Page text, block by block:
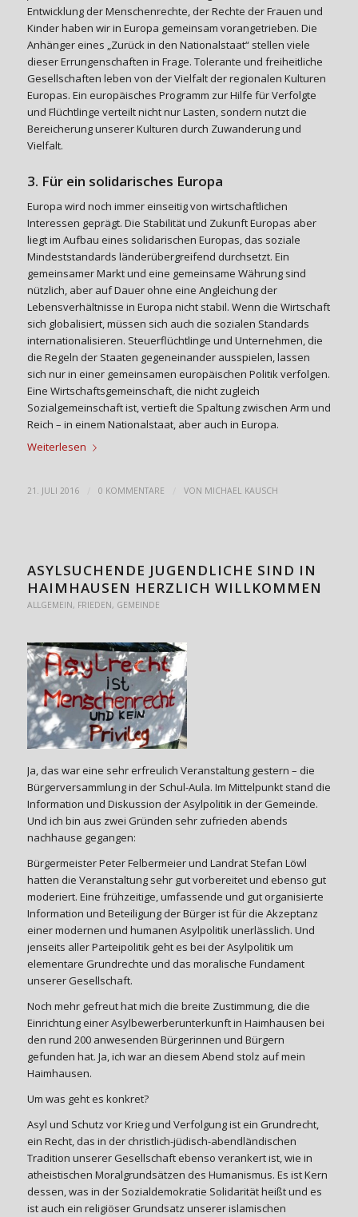
Entwicklung der Menschenrechte, der Rechte der Frauen und
Kinder haben wir in Europa gemeinsam vorangetrieben. Die
Anhänger eines „Zurück in den Nationalstaat“ stellen viele
dieser Errungenschaften in Frage. Tolerante und freiheitliche
Gesellschaften leben von der Vielfalt der regionalen Kulturen
Europas. Ein europäisches Programm zur Hilfe für Verfolgte
und Flüchtlinge verteilt nicht nur Lasten, sondern nutzt die
Bereicherung unserer Kulturen durch Zuwanderung und
Vielfalt.
3. Für ein solidarisches Europa
Europa wird noch immer einseitig von wirtschaftlichen
Interessen geprägt. Die Stabilität und Zukunft Europas aber
liegt im Aufbau eines solidarischen Europas, das soziale
Mindeststandards länderübergreifend durchsetzt. Ein
gemeinsamer Markt und eine gemeinsame Währung sind
nützlich, aber auf Dauer ohne eine Angleichung der
Lebensverhältnisse in Europa nicht stabil. Wenn die Wirtschaft
sich globalisiert, müssen sich auch die sozialen Standards
internationalisieren. Steuerflüchtlinge und Unternehmen, die
die Regeln der Staaten gegeneinander ausspielen, lassen
sich nur in einer gemeinsamen europäischen Politik verfolgen.
Eine Wirtschaftsgemeinschaft, die nicht zugleich
Sozialgemeinschaft ist, vertieft die Spaltung zwischen Arm und
Reich – in einem Nationalstaat, aber auch in Europa.
Weiterlesen
21. JULI 2016 0 KOMMENTARE VON MICHAEL KAUSCH
ASYLSUCHENDE JUGENDLICHE SIND IN
HAIMHAUSEN HERZLICH WILLKOMMEN
ALLGEMEIN, FRIEDEN, GEMEINDE
Ja, das war eine sehr erfreulich Veranstaltung gestern – die
Bürgerversammlung in der Schul-Aula. Im Mittelpunkt stand die
Information und Diskussion der Asylpolitik in der Gemeinde.
Und ich bin aus zwei Gründen sehr zufrieden abends
nachhause gegangen:
Bürgermeister Peter Felbermeier und Landrat Stefan Löwl
hatten die Veranstaltung sehr gut vorbereitet und ebenso gut
moderiert. Eine frühzeitige, umfassende und gut organisierte
Information und Beteiligung der Bürger ist für die Akzeptanz
einer modernen und humanen Asylpolitik unerlässlich. Und
jenseits aller Parteipolitik geht es bei der Asylpolitik um
elementare Grundrechte und das moralische Fundament
unserer Gesellschaft.
Noch mehr gefreut hat mich die breite Zustimmung, die die
Einrichtung einer Asylbewerberunterkunft in Haimhausen bei
den rund 200 anwesenden Bürgerinnen und Bürgern
gefunden hat. Ja, ich war an diesem Abend stolz auf mein
Haimhausen.
Um was geht es konkret?
Asyl und Schutz vor Krieg und Verfolgung ist ein Grundrecht,
ein Recht, das in der christlich-jüdisch-abendländischen
Tradition unserer Gesellschaft ebenso verankert ist, wie in
atheistischen Moralgrundsätzen des Humanismus. Es ist Kern
dessen, was in der Sozialdemokratie Solidarität heißt und es
ist auch ein religiöser Grundsatz unserer islamischen